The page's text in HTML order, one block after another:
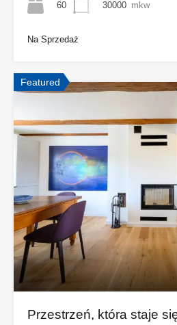
60
30000 mkw
Na Sprzedaż
Featured
Przestrzeń, która staje